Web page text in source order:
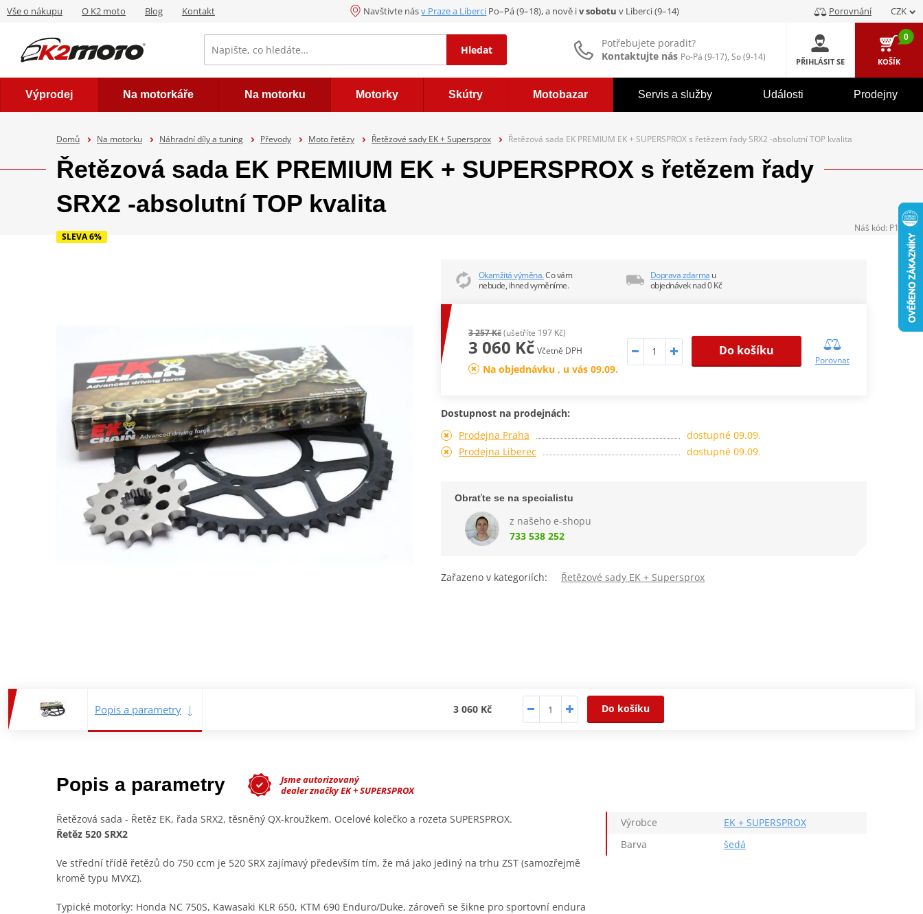
Vše o nákupu O K2 moto Blog Kontakt Navštivte násv Praze a Liberci Po–Pá (9–18), a nově iv sobotu v Liberci (9–14) Porovnání CZK
Hledat
Potřebujete poradit?
Kontaktujte nás Po-Pá (9-17), So (9-14) PŘIHLÁSIT SE
0
KOŠÍK
Výprodej Na motorkáře Na motorku Motorky Skútry Motobazar Servis a služby Události Prodejny
Domů Na motorku Náhradní díly a tuning Převody Moto řetězy Řetězové sady EK + Supersprox Řetězová sada EK PREMIUM EK + SUPERSPROX s řetězem řady SRX2 -absolutní TOP kvalita
Řetězová sada EK PREMIUM EK + SUPERSPROX s řetězem řady
SRX2 -absolutní TOP kvalita
SLEVA 6%
Okamžitá výměna.Co vám
nebude, ihned vyměníme.
Doprava zdarma u
objednávek nad 0 Kč
3 257 Kč(ušetříte 197 Kč)
3 060 Kč Včetně DPH
Na objednávku , u vás 09.09.
Do košíku
Porovnat
Dostupnost na prodejnách:
Prodejna Praha
dostupné 09.09.
Prodejna Liberec
dostupné 09.09.
Obraťte se na specialistu
z našeho e-shopu
733 538 252
Zařazeno v kategoriích: Řetězové sady EK + Supersprox
Popis a parametry 3 060 Kč Do košíku
Popis a parametry
Jsme autorizovaný
dealer značky EK + SUPERSPROX
Řetězová sada - Řetěz EK, řada SRX2, těsněný QX-kroužkem. Ocelové kolečko a rozeta SUPERSPROX.
Řetěz 520 SRX2
Ve střední třídě řetězů do 750 ccm je 520 SRX zajímavý především tím, že má jako jediný na trhu ZST (samozřejmě
kromě typu MVXZ).
Typické motorky: Honda NC 750S, Kawasaki KLR 650, KTM 690 Enduro/Duke, zároveň se šikne pro sportovní endura
Výrobce
EK + SUPERSPROX
Barva
šedá
Náš kód: P104342